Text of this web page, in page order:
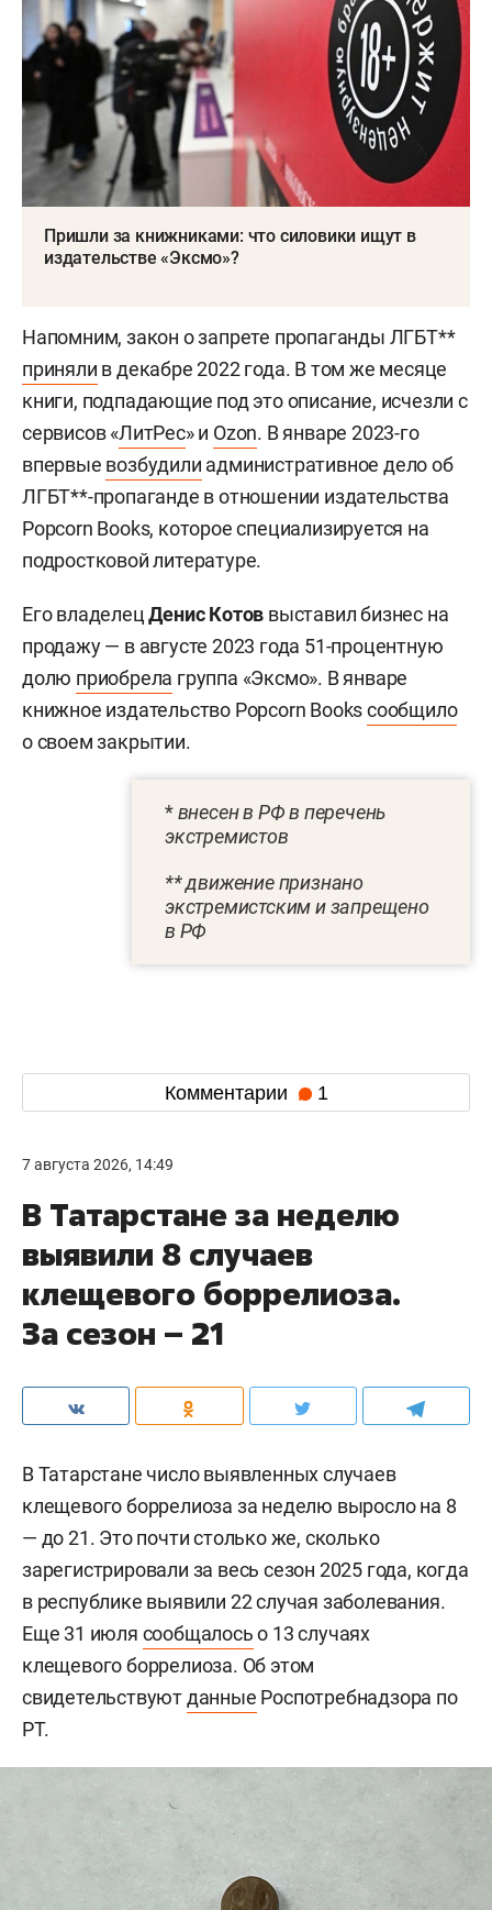
Пришли за книжниками: что силовики ищут в
издательстве «Эксмо»?
Напомним, закон о запрете пропаганды ЛГБТ**
приняли в декабре 2022 года. В том же месяце
книги, подпадающие под это описание, исчезли с
сервисов «ЛитРес» и Ozon. В январе 2023-го
впервые возбудили административное дело об
ЛГБТ**-пропаганде в отношении издательства
Popcorn Books, которое специализируется на
подростковой литературе.
Его владелецДенис Котов выставил бизнес на
продажу — в августе 2023 года 51-процентную
долю приобрела группа «Эксмо». В январе
книжное издательство Popcorn Booksсообщило
о своем закрытии.
*внесен в РФ в перечень
экстремистов
** движение признано
экстремистским и запрещено
в РФ
Комментарии 1
7 августа 2026, 14:49
В Татарстане за неделю
выявили 8 случаев
клещевого боррелиоза.
За сезон – 21
В Татарстане число выявленных случаев
клещевого боррелиоза за неделю выросло на 8
— до 21. Это почти столько же, сколько
зарегистрировали за весь сезон 2025 года, когда
в республике выявили 22 случая заболевания.
Еще 31 июля сообщалосьо 13 случаях
клещевого боррелиоза. Об этом
свидетельствуютданные Роспотребнадзора по
РТ.